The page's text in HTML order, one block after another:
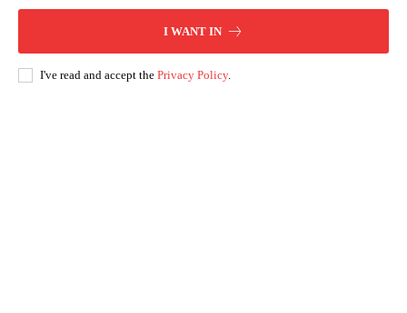
I WANT IN
I've read and accept the Privacy Policy.